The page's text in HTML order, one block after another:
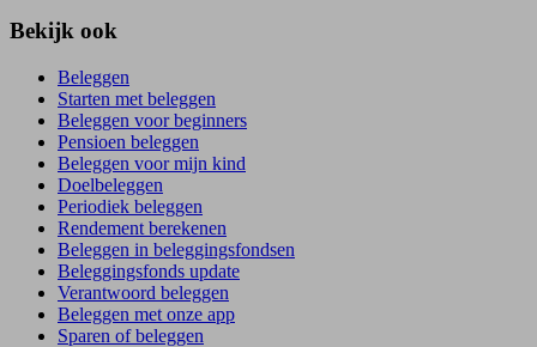
Bekijk ook
Beleggen
Starten met beleggen
Beleggen voor beginners
Pensioen beleggen
Beleggen voor mijn kind
Doelbeleggen
Periodiek beleggen
Rendement berekenen
Beleggen in beleggingsfondsen
Beleggingsfonds update
Verantwoord beleggen
Beleggen met onze app
Sparen of beleggen